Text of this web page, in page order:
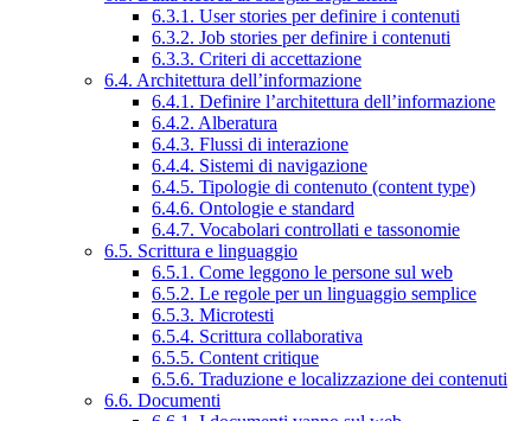
6.3.1. User stories per definire i contenuti
6.3.2. Job stories per definire i contenuti
6.3.3. Criteri di accettazione
6.4. Architettura dell’informazione
6.4.1. Definire l’architettura dell’informazione
6.4.2. Alberatura
6.4.3. Flussi di interazione
6.4.4. Sistemi di navigazione
6.4.5. Tipologie di contenuto (content type)
6.4.6. Ontologie e standard
6.4.7. Vocabolari controllati e tassonomie
6.5. Scrittura e linguaggio
6.5.1. Come leggono le persone sul web
6.5.2. Le regole per un linguaggio semplice
6.5.3. Microtesti
6.5.4. Scrittura collaborativa
6.5.5. Content critique
6.5.6. Traduzione e localizzazione dei contenuti
6.6. Documenti